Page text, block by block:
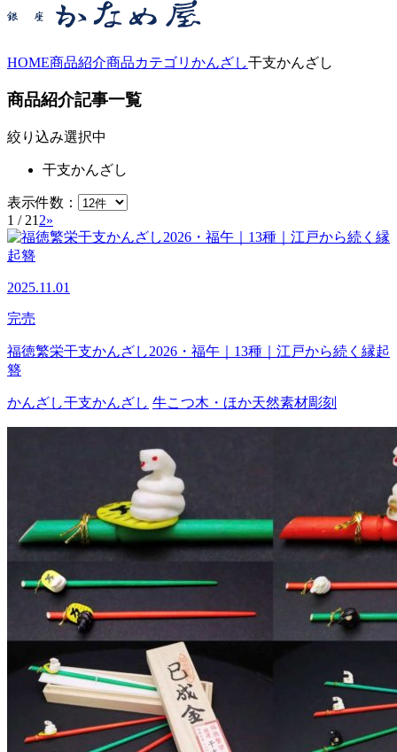
HOME商品紹介商品カテゴリ かんざし干支かんざし
商品紹介記事一覧
絞り込み選択中
干支かんざし
表示件数：
1 / 21 2»
2025.11.01
完売
福徳繁栄干支かんざし2026・福午｜13種｜江戸から続く縁起
簪
かんざし干支かんざし 牛こつ木・ほか天然素材彫刻